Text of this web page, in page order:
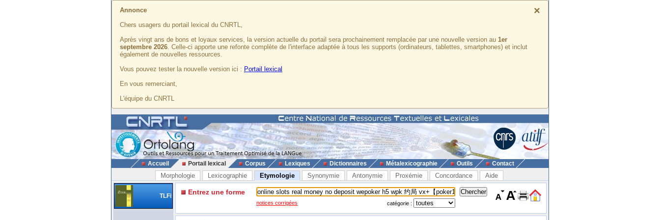
×
Annonce
Chers usagers du portail lexical du CNRTL,
Après vingt ans de bons et loyaux services, la version actuelle du portail sera prochainement remplacée par une nouvelle version au 1er
septembre 2026. Celle-ci apporte une refonte complète de l'interface adaptée à tous les supports (ordinateurs, tablettes, smartphones) et inclut
également de nouvelles ressources.
Vous pouvez tester la nouvelle version ici : Portail lexical
En vous remerciant,
L'équipe du CNRTL
Accueil Portail lexical Corpus Lexiques Dictionnaires Métalexicographie Outils Contact
Morphologie Lexicographie Etymologie Synonymie Antonymie Proxémie Concordance Aide
TLFi Entrez une forme
notices corrigées catégorie :